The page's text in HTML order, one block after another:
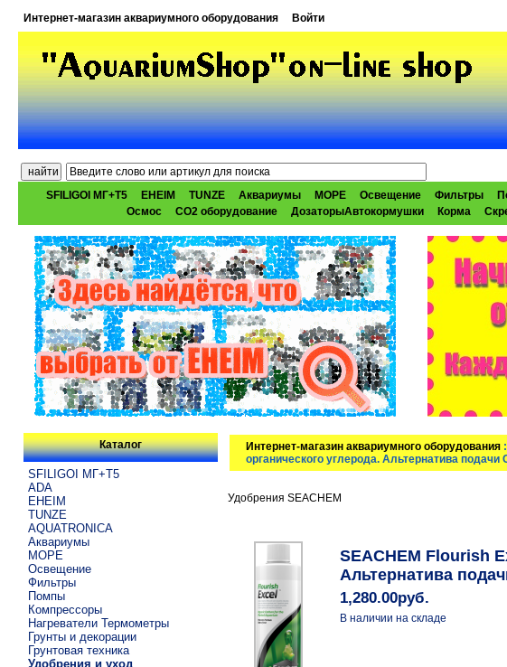
Интернет-магазин аквариумного оборудования Войти
SFILIGOI МГ+Т5 EHEIM TUNZE Аквариумы МОРЕ Освещение Фильтры
Осмос
CO2 оборудование ДозаторыАвтокормушки Корма
Каталог
SFILIGOI МГ+Т5
ADA
EHEIM
TUNZE
AQUATRONICA
Аквариумы
МОРЕ
Освещение
Фильтры
Помпы
Компрессоры
Нагреватели Термометры
Грунты и декорации
Грунтовая техника
Удобрения и уход
Интернет-магазин аквариумного оборудования
органического углерода. Альтернатива подачи
Удобрения SEACHEM
SEACHEM Flourish
Альтернатива
1,280.00руб.
В наличии на складе